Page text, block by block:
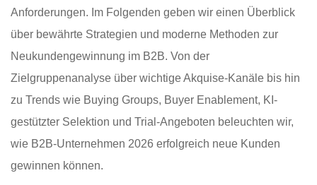
Anforderungen. Im Folgenden geben wir einen Überblick
über bewährte Strategien und moderne Methoden zur
Neukundengewinnung im B2B. Von der
Zielgruppenanalyse über wichtige Akquise-Kanäle bis hin
zu Trends wie Buying Groups, Buyer Enablement, KI-
gestützter Selektion und Trial-Angeboten beleuchten wir,
wie B2B-Unternehmen 2026 erfolgreich neue Kunden
gewinnen können.